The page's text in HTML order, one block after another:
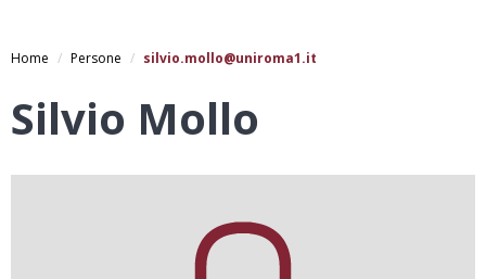
al
principale
Home Persone silvio.mollo@uniroma1.it
Silvio Mollo